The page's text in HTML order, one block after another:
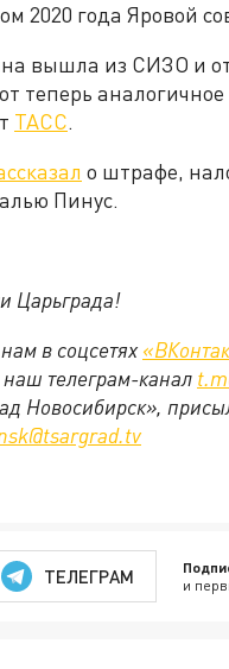
2020 года Яровой
вышла из СИЗО и
теперь
ТАСС.
о штрафе,
Пинус.
Царьграда!
в соцсетях
телеграм-канал
Новосибирск»,
ТЕЛЕГРАМ и